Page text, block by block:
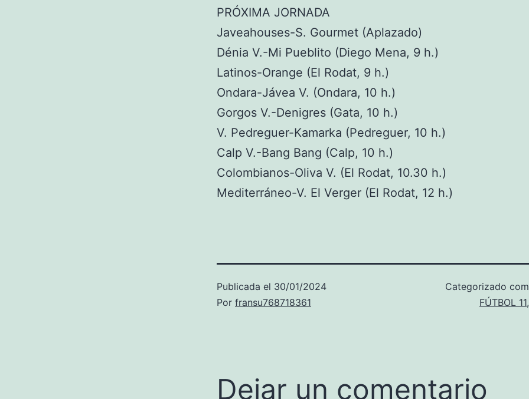
PRÓXIMA JORNADA
Javeahouses-S. Gourmet (Aplazado)
Dénia V.-Mi Pueblito (Diego Mena, 9 h.)
Latinos-Orange (El Rodat, 9 h.)
Ondara-Jávea V. (Ondara, 10 h.)
Gorgos V.-Denigres (Gata, 10 h.)
V. Pedreguer-Kamarka (Pedreguer, 10 h.)
Calp V.-Bang Bang (Calp, 10 h.)
Colombianos-Oliva V. (El Rodat, 10.30 h.)
Mediterráneo-V. El Verger (El Rodat, 12 h.)
Publicada el 30/01/2024
Por fransu768718361
Categorizado
FÚTBOL 11,
Dejar un comentario